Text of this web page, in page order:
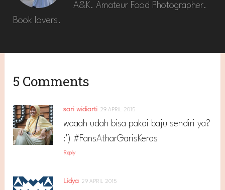
A&K. Amateur Food Photographer.
Book lovers.
5 Comments
sari widiarti 29 APRIL 2015
waaah udah bisa pakai baju sendiri ya?
:’) #FansAtharGarisKeras
Reply
Lidya 29 APRIL 2015